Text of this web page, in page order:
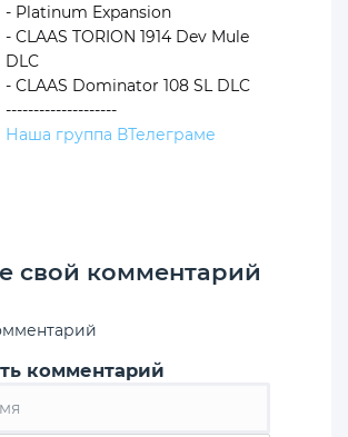
- Platinum Expansion
- CLAAS TORION 1914 Dev Mule
DLC
- CLAAS Dominator 108 SL DLC
--------------------
Наша группа ВТелеграме
свой комментарий
комментарий